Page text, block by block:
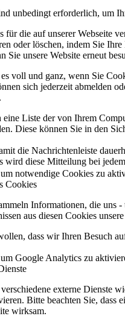
unbedingt erforderlich, um
für die auf unserer Webseite
oder löschen, indem Sie
Sie unsere Website erneut
voll und ganz, wenn Sie
sich jederzeit abmelden
Liste der von Ihrem
Diese können Sie in den
die Nachrichtenleiste
wird diese Mitteilung bei
notwendige Cookies zu
Cookies
Informationen, die uns
aus diesen Cookies
dass wir Ihren Besuch
Google Analytics zu
externe Dienste
Bitte beachten Sie, dass
wirksam.